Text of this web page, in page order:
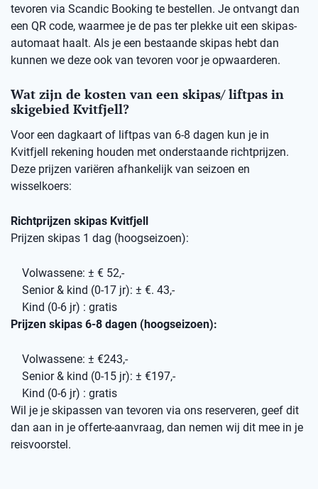
tevoren via Scandic Booking te bestellen. Je ontvangt dan
een QR code, waarmee je de pas ter plekke uit een skipas-
automaat haalt. Als je een bestaande skipas hebt dan
kunnen we deze ook van tevoren voor je opwaarderen.
Wat zijn de kosten van een skipas/ liftpas in
skigebied Kvitfjell?
Voor een dagkaart of liftpas van 6-8 dagen kun je in
Kvitfjell rekening houden met onderstaande richtprijzen.
Deze prijzen variëren afhankelijk van seizoen en
wisselkoers:
Richtprijzen skipas Kvitfjell
Prijzen skipas 1 dag (hoogseizoen):
Volwassene: ± € 52,-
Senior & kind (0-17 jr): ± €. 43,-
Kind (0-6 jr) : gratis
Prijzen skipas 6-8 dagen (hoogseizoen):
Volwassene: ± €243,-
Senior & kind (0-15 jr): ± €197,-
Kind (0-6 jr) : gratis
Wil je je skipassen van tevoren via ons reserveren, geef dit
dan aan in je offerte-aanvraag, dan nemen wij dit mee in je
reisvoorstel.